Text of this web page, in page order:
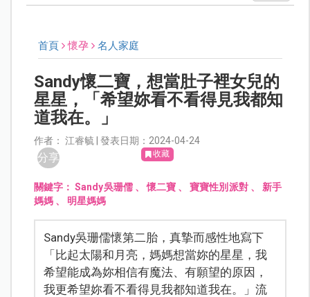
首頁 懷孕 名人家庭
Sandy懷二寶，想當肚子裡女兒的
星星，「希望妳看不看得見我都知
道我在。」
作者： 江睿毓 | 發表日期：2024-04-24
分享 收藏
關鍵字：Sandy吳珊儒、懷二寶 、寶寶性別派對、 新手
媽媽 、 明星媽媽
Sandy吳珊儒懷第二胎，真摯而感性地寫下
「比起太陽和月亮，媽媽想當妳的星星，我
希望能成為妳相信有魔法、有願望的原因，
我更希望妳看不看得見我都知道我在。」流